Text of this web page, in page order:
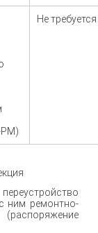
РМ)
Не требуется
ним ремонтно-